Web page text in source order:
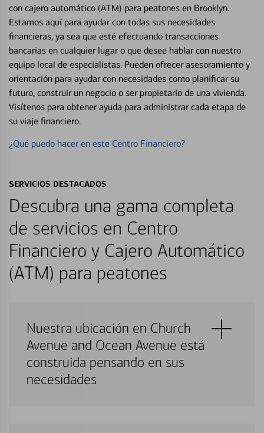
con cajero automático (ATM) para peatones en Brooklyn.
Estamos aquí para ayudar con todas sus necesidades
financieras, ya sea que esté efectuando transacciones
bancarias en cualquier lugar o que desee hablar con nuestro
equipo local de especialistas. Pueden ofrecer asesoramiento y
orientación para ayudar con necesidades como planificar su
futuro, construir un negocio o ser propietario de una vivienda.
Visítenos para obtener ayuda para administrar cada etapa de
su viaje financiero.
¿Qué puedo hacer en este Centro Financiero?
SERVICIOS DESTACADOS
Descubra una gama completa
de servicios en Centro
Financiero y Cajero Automático
(ATM) para peatones
Nuestra ubicación en Church
Avenue and Ocean Avenue está
construida pensando en sus
necesidades